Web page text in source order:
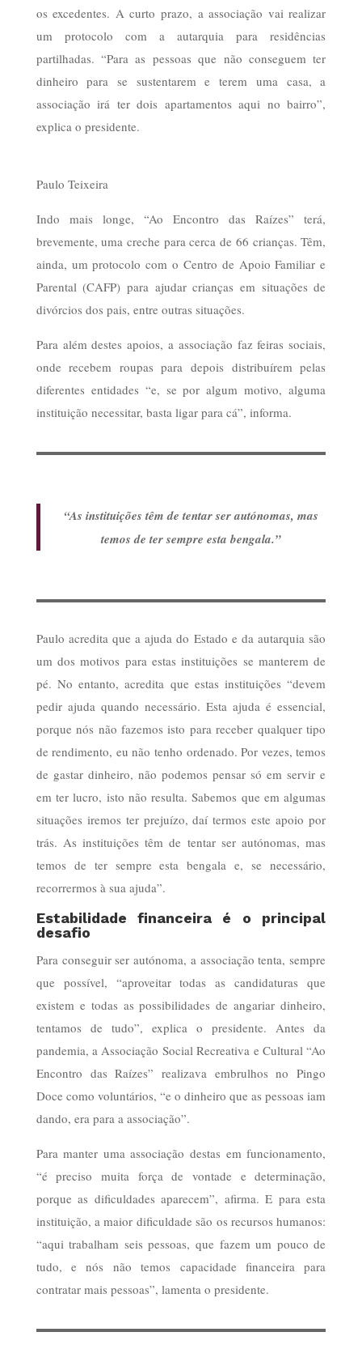
os excedentes. A curto prazo, a associação vai realizar
um protocolo com a autarquia para residências
partilhadas. “Para as pessoas que não conseguem ter
dinheiro para se sustentarem e terem uma casa, a
associação irá ter dois apartamentos aqui no bairro”,
explica o presidente.
Paulo Teixeira
Indo mais longe, “Ao Encontro das Raízes” terá,
brevemente, uma creche para cerca de 66 crianças. Têm,
ainda, um protocolo com o Centro de Apoio Familiar e
Parental (CAFP) para ajudar crianças em situações de
divórcios dos pais, entre outras situações.
Para além destes apoios, a associação faz feiras sociais,
onde recebem roupas para depois distribuírem pelas
diferentes entidades “e, se por algum motivo, alguma
instituição necessitar, basta ligar para cá”, informa.
“As instituições têm de tentar ser autónomas, mas
temos de ter sempre esta bengala.”
Paulo acredita que a ajuda do Estado e da autarquia são
um dos motivos para estas instituições se manterem de
pé. No entanto, acredita que estas instituições “devem
pedir ajuda quando necessário. Esta ajuda é essencial,
porque nós não fazemos isto para receber qualquer tipo
de rendimento, eu não tenho ordenado. Por vezes, temos
de gastar dinheiro, não podemos pensar só em servir e
em ter lucro, isto não resulta. Sabemos que em algumas
situações iremos ter prejuízo, daí termos este apoio por
trás. As instituições têm de tentar ser autónomas, mas
temos de ter sempre esta bengala e, se necessário,
recorrermos à sua ajuda”.
Estabilidade financeira é o principal
desafio
Para conseguir ser autónoma, a associação tenta, sempre
que possível, “aproveitar todas as candidaturas que
existem e todas as possibilidades de angariar dinheiro,
tentamos de tudo”, explica o presidente. Antes da
pandemia, a Associação Social Recreativa e Cultural “Ao
Encontro das Raízes” realizava embrulhos no Pingo
Doce como voluntários, “e o dinheiro que as pessoas iam
dando, era para a associação”.
Para manter uma associação destas em funcionamento,
“é preciso muita força de vontade e determinação,
porque as dificuldades aparecem”, afirma. E para esta
instituição, a maior dificuldade são os recursos humanos:
“aqui trabalham seis pessoas, que fazem um pouco de
tudo, e nós não temos capacidade financeira para
contratar mais pessoas”, lamenta o presidente.